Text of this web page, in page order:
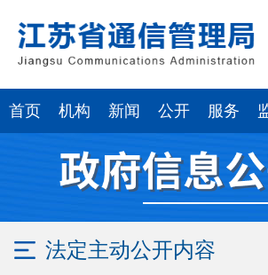
首页 机构 新闻 公开 服务
法定主动公开内容